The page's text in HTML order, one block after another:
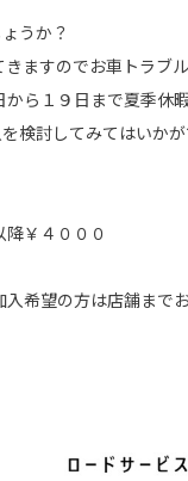
うか？
ますのでお車トラブ
ら１９日まで夏季休
検討してみてはいか
￥４０００
希望の方は店舗まで